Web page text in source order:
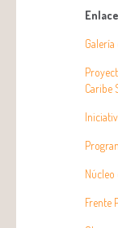
Caribe
Núcleo
Frente